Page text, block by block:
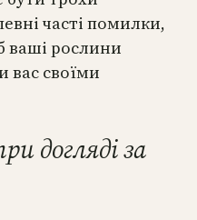
часті помилки,
ваші рослини
вас своїми
догляді за